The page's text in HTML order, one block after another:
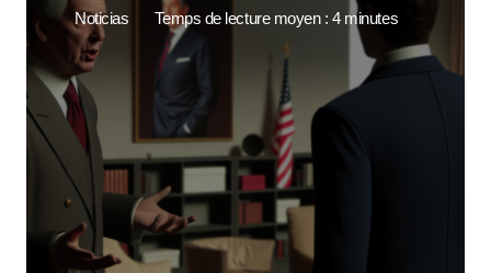
Noticias
Temps de lecture moyen : 4 minutes